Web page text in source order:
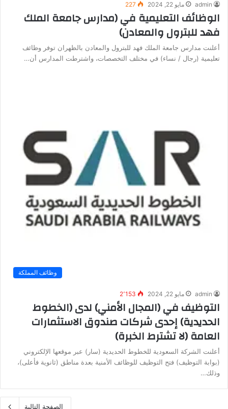
admin مايو 22, 2024 227
الوظائف التعليمية في (مدارس جامعة الملك
فهد للبترول والمعادن)
أعلنت مدارس جامعة الملك فهد للبترول والمعادن بالظهران توفر وظائف
تعليمية (رجال / نساء) في مختلف التخصصات، واشترطت المدارس أن…
وظائف المملكة
admin مايو 22, 2024 2٬153
التوظيف في (المجال الأمني) لدى (الخطوط
الحديدية) إحدى شركات صندوق الاستثمارات
العامة (لا تشترط الخبرة)
أعلنت الشركة السعودية للخطوط الحديدية (سار) عبر موقعها الإلكتروني
(بوابة التوظيف) فتح التوظيف للوظائف الأمنية بعدة مناطق (ثانوية فأعلى)،
وذلك…
الصفحة التالية